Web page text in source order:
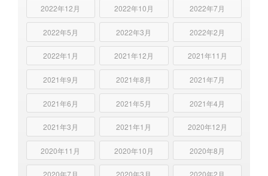
2022年12月 2022年10月 2022年7月
2022年5月 2022年3月 2022年2月
2022年1月 2021年12月 2021年11月
2021年9月 2021年8月 2021年7月
2021年6月 2021年5月 2021年4月
2021年3月 2021年1月 2020年12月
2020年11月 2020年10月 2020年8月
2020年7月 2020年3月 2020年2月